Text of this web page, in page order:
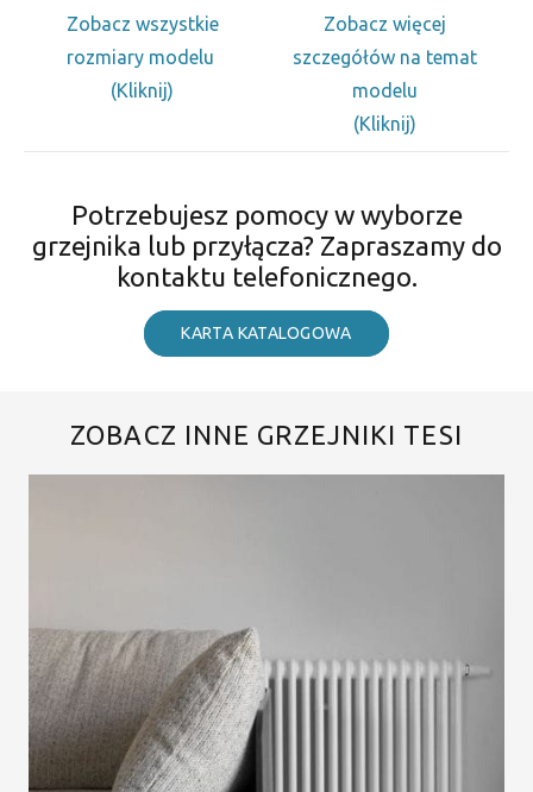
Zobacz wszystkie
rozmiary modelu
(Kliknij)
Zobacz więcej
szczegółów na temat
modelu
(Kliknij)
Potrzebujesz pomocy w wyborze
grzejnika lub przyłącza? Zapraszamy do
kontaktu telefonicznego.
KARTA KATALOGOWA
ZOBACZ INNE GRZEJNIKI TESI